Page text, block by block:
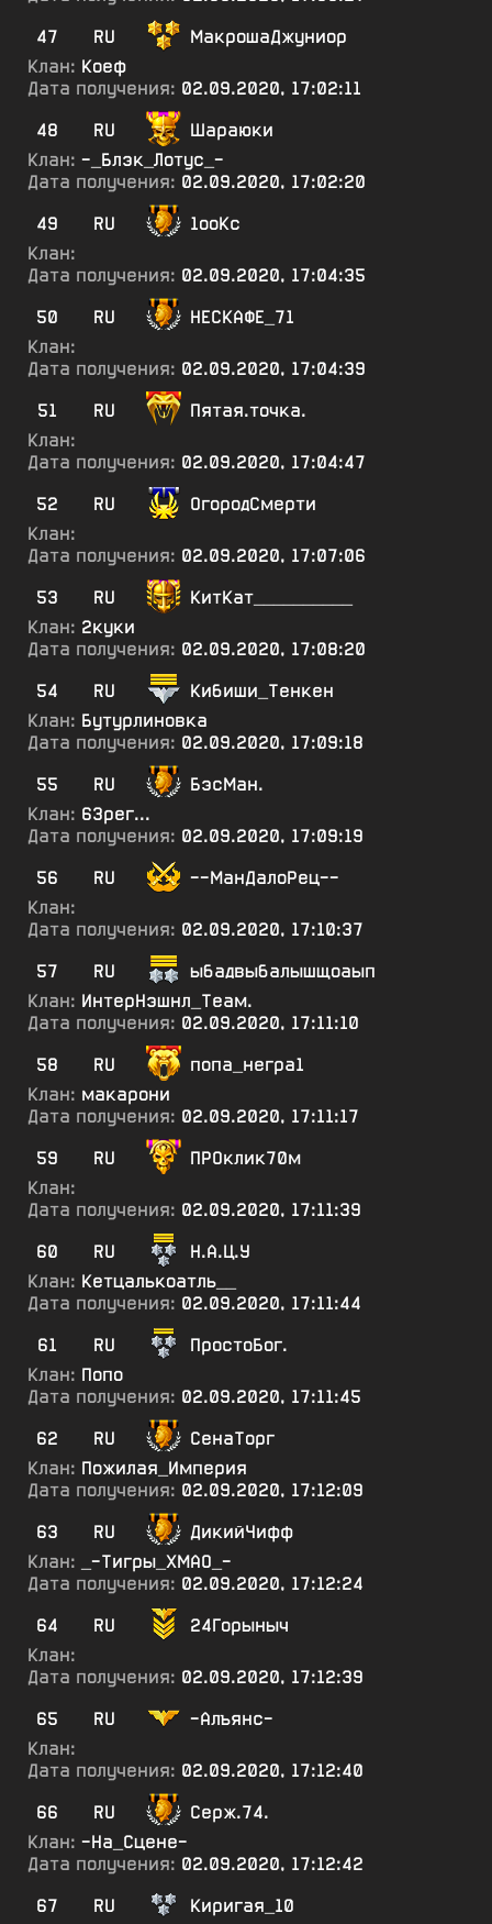
47
RU
МакрошаДжуниор
Клан: Коеф
Дата получения: 02.09.2020, 17:02:11
48
RU
Шараюки
Клан: -_Блэк_Лотус_-
Дата получения: 02.09.2020, 17:02:20
49
RU
1ооКс
Клан:
Дата получения: 02.09.2020, 17:04:35
50
RU
НЕСКАФЕ_71
Клан:
Дата получения: 02.09.2020, 17:04:39
51
RU
Пятая.точка.
Клан:
Дата получения: 02.09.2020, 17:04:47
52
RU
ОгородСмерти
Клан:
Дата получения: 02.09.2020, 17:07:06
53
RU
КитКат__________
Клан: 2куки
Дата получения: 02.09.2020, 17:08:20
54
RU
Кибиши_Тенкен
Клан: Бутурлиновка
Дата получения: 02.09.2020, 17:09:18
55
RU
БэсМан.
Клан: 63рег...
Дата получения: 02.09.2020, 17:09:19
56
RU
--МанДалоРец--
Клан:
Дата получения: 02.09.2020, 17:10:37
57
RU
ыбадвыбалышщоаып
Клан: ИнтерНэшнл_Теам.
Дата получения: 02.09.2020, 17:11:10
58
RU
попа_негра1
Клан: макарони
Дата получения: 02.09.2020, 17:11:17
59
RU
ПРОклик70м
Клан:
Дата получения: 02.09.2020, 17:11:39
60
RU
Н.А.Ц.У
Клан: Кетцалькоатль__
Дата получения: 02.09.2020, 17:11:44
61
RU
ПростоБог.
Клан: Попо
Дата получения: 02.09.2020, 17:11:45
62
RU
СенаТорг
Клан: Пожилая_Империя
Дата получения: 02.09.2020, 17:12:09
63
RU
ДикийЧифф
Клан:
_-Тигры_ХМАО_-
Дата получения: 02.09.2020, 17:12:24
64
RU
24Горыныч
Клан:
Дата получения: 02.09.2020, 17:12:39
65
RU
-Алъянс-
Клан:
Дата получения: 02.09.2020, 17:12:40
66
RU
Серж.74.
Клан: -На_Сцене-
Дата получения: 02.09.2020, 17:12:42
67
RU Киригая_10